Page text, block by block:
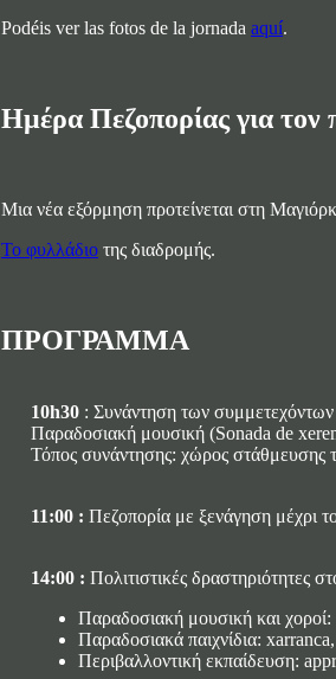
Podéis ver las fotos de la jornada aquí.
Ημέρα Πεζοπορίας για τον
Μια νέα εξόρμηση προτείνεται στη
Το φυλλάδιο της διαδρομής.
ΠΡΟΓΡΑΜΜΑ
10h30 : Συνάντηση των συμμετεχόντων
Παραδοσιακή μουσική (Sonada de
Τόπος συνάντησης: χώρος στάθμευσης
11:00 : Πεζοπορία με ξενάγηση μέχρι
14:00 : Πολιτιστικές δραστηριότητες
Παραδοσιακή μουσική και
Παραδοσιακά παιχνίδια:
Περιβαλλοντική εκπαίδευση: